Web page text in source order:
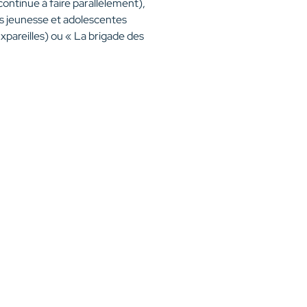
à faire parallèlement),
jeunesse et adolescentes
ou « La brigade des